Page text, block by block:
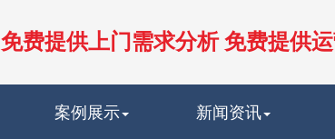
免费提供上门需求分析 免费提供
案例展示 新闻资讯